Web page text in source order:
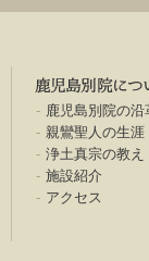
浄土真宗本願寺派(西本
鹿児島別院の沿
親鸞聖人の生涯
浄土真宗の教え
施設紹介
アクセス